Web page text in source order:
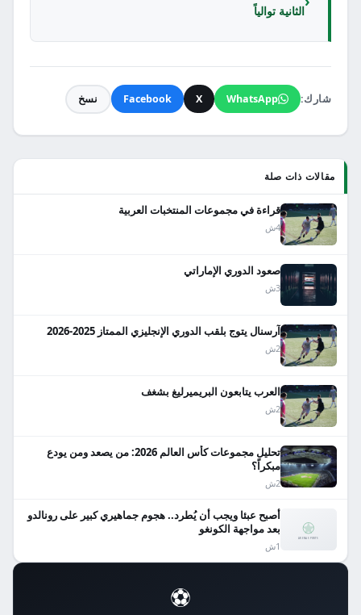
الثانية توالياً
شارك: WhatsApp
X
Facebook نسخ
مقالات ذات صلة
قراءة في مجموعات المنتخبات العربية
4ش
صعود الدوري الإماراتي
3ش
آرسنال يتوج بلقب الدوري الإنجليزي الممتاز 2025-2026
2ش
العرب يتابعون البريميرليغ بشغف
2ش
تحليل مجموعات كأس العالم 2026: من يصعد ومن يودع
مبكراً؟
2ش
أصبح عبئا ويجب أن يُطرد.. هجوم جماهيري كبير على رونالدو
بعد مواجهة الكونغو
1ش
⚽